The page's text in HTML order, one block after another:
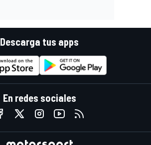
Descarga tus apps
En redes sociales